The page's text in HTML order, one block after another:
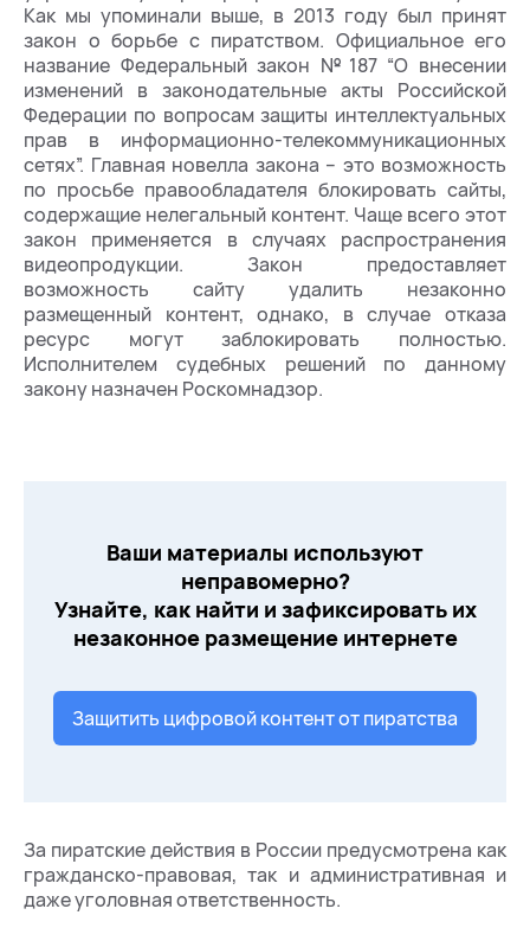
Как мы упоминали выше, в 2013 году был принят
закон о борьбе с пиратством. Официальное его
название Федеральный закон №187 “О внесении
изменений в законодательные акты Российской
Федерации по вопросам защиты интеллектуальных
прав в информационно-телекоммуникационных
сетях”. Главная новелла закона – это возможность
по просьбе правообладателя блокировать сайты,
содержащие нелегальный контент. Чаще всего этот
закон применяется в случаях распространения
видеопродукции. Закон предоставляет
возможность сайту удалить незаконно
размещенный контент, однако, в случае отказа
ресурс могут заблокировать полностью.
Исполнителем судебных решений по данному
закону назначен Роскомнадзор.
Ваши материалы используют
неправомерно?
Узнайте, как найти и зафиксировать их
незаконное размещение интернете
Защитить цифровой контент от пиратства
За пиратские действия в России предусмотрена как
гражданско-правовая, так и административная и
даже уголовная ответственность.